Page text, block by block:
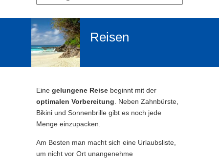
Reisen
Eine gelungene Reise beginnt mit der
optimalen Vorbereitung . Neben Zahnbürste,
Bikini und Sonnenbrille gibt es noch jede
Menge einzupacken.
Am Besten man macht sich eine Urlaubsliste,
um nicht vor Ort unangenehme